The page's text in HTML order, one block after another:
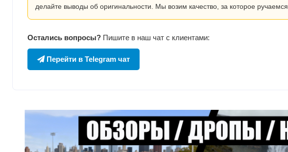
делайте выводы об оригинальности. Мы возим качество, за которое ручаемся.
Остались вопросы? Пишите в наш чат с клиентами:
Перейти в Telegram чат